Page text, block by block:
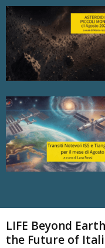
LIFE Beyond
the Future of